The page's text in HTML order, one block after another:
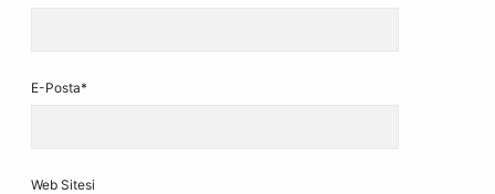
E-Posta*
Web Sitesi